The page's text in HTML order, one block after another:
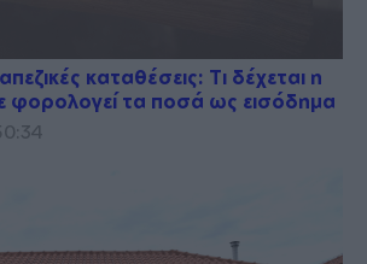
καταθέσεις: Τι δέχεται η
φορολογεί τα ποσά ως εισόδημα